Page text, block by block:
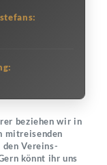
beziehen wir in
mitreisenden
den Vereins-
könnt ihr uns